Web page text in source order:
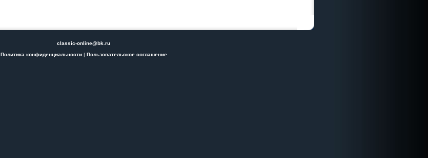
classic-online@bk.ru
Политика конфиденциальности| Пользовательское соглашение